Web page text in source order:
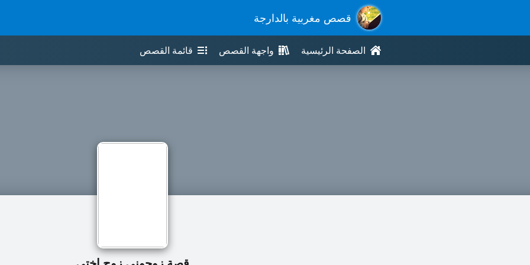
قصص مغربية بالدارجة
الصفحة الرئيسية واجهة القصص قائمة القصص